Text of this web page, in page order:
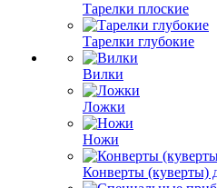
Тарелки плоские
Тарелки глубокие
Вилки
Ложки
Ножи
Конверты (куверты)